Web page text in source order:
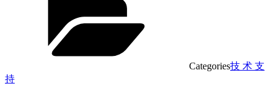
Categories技 术 支
持